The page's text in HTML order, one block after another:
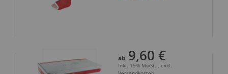
ab 9,60 €
Inkl. 19% MwSt. , exkl.